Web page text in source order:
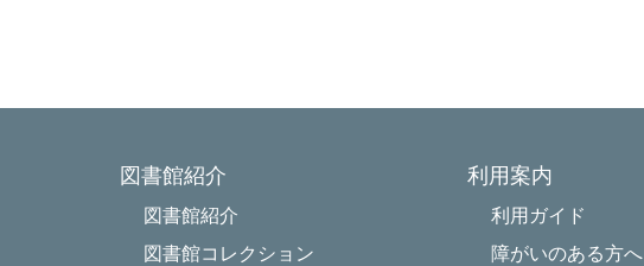
図書館紹介
図書館紹介
図書館コレクション
利用案内
利用ガイド
障がいのある方へ